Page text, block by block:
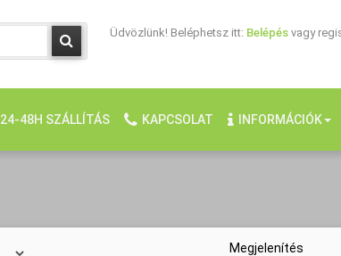
Üdvözlünk! Beléphetsz itt: Belépés vagy
24-48H SZÁLLÍTÁS KAPCSOLAT INFORMÁCIÓK
Megjelenítés